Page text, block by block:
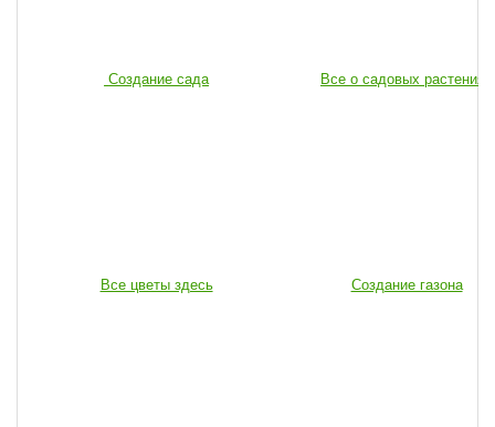
Создание сада Все о садовых растениях
Все цветы здесь Создание газона